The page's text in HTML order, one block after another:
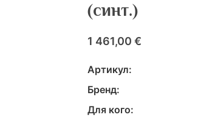
(синт.)
1 461,00 €
Артикул:
Бренд:
Для кого: